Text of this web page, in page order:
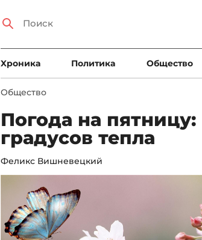
Xроника Политика Общество
Общество
Погода на
градусов тепла
Феликс Вишневецкий